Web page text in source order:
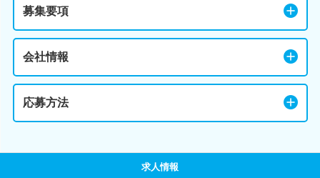
募集要項
会社情報
応募方法
求人情報